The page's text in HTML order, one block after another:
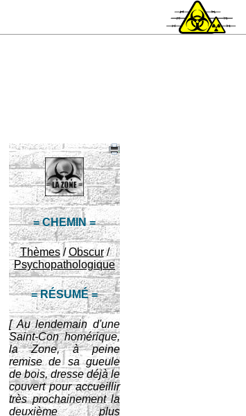
= CHEMIN =
Thèmes/Obscur/
Psychopathologique
= RÉSUMÉ =
[ Au lendemain d'une
Saint-Con homérique,
la Zone, à peine
remise de sa gueule
de bois, dresse déjà le
couvert pour accueillir
très prochainement la
deuxième plus